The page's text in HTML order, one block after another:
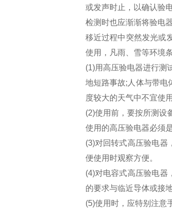
或发声时止，以确认验
检测时也应渐渐将验电
移近过程中突然发光或
使用，凡雨、雪等环境
(1)用高压验电器进行测
地短路事故;人体与带电
度较大的天气中不宜使
(2)使用前，要按所测设
使用的高压验电器必须
(3)对回转式高压验电器
便使用时观察方便。
(4)对电容式高压验电器
的要求与临近导体或接
(5)使用时，应特别注意